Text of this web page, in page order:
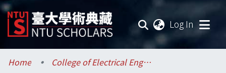
Log In
Communities & Collections
Home
College of Electrical Engineering and Computer Science / 電機資訊學院